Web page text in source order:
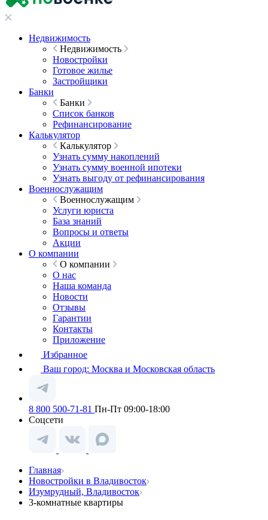
Недвижимость
Недвижимость
Новостройки
Готовое жилье
Застройщики
Банки
Банки
Список банков
Рефинансирование
Калькулятор
Калькулятор
Узнать сумму накоплений
Узнать сумму военной ипотеки
Узнать выгоду от рефинансирования
Военнослужащим
Военнослужащим
Услуги юриста
База знаний
Вопросы и ответы
Акции
О компании
О компании
О нас
Наша команда
Новости
Отзывы
Гарантии
Контакты
Приложение
Избранное
Ваш город: Москва и Московская область
8 800 500-71-81 Пн-Пт 09:00-18:00
Соцсети
Главная
Новостройки в Владивосток
Изумрудный, Владивосток
3-комнатные квартиры